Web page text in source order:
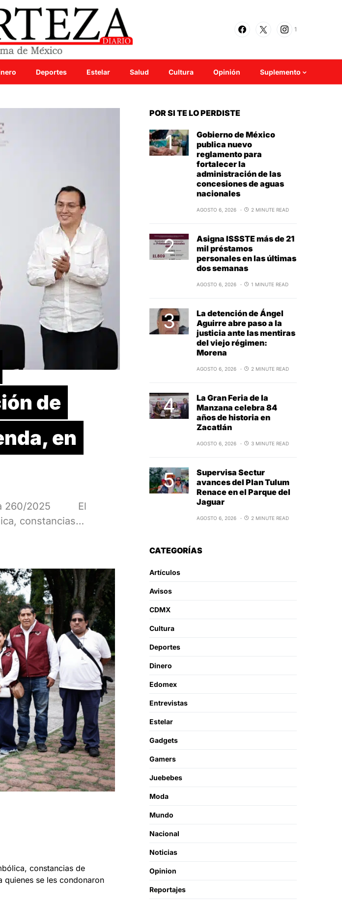
1
Deportes Estelar Salud Cultura Opinión Suplemento
de
en
260/2025 El
constancias…
constancias de
quienes se les condonaron
POR SI TE LO PERDISTE
Gobierno de México
publica nuevo
reglamento para
fortalecer la
administración de las
concesiones de aguas
nacionales
AGOSTO 6, 2026 2 MINUTE READ
Asigna ISSSTE más de 21
mil préstamos
personales en las últimas
dos semanas
AGOSTO 6, 2026 1 MINUTE READ
La detención de Ángel
Aguirre abre paso a la
justicia ante las mentiras
del viejo régimen:
Morena
AGOSTO 6, 2026 2 MINUTE READ
La Gran Feria de la
Manzana celebra 84
años de historia en
Zacatlán
AGOSTO 6, 2026 3 MINUTE READ
Supervisa Sectur
avances del Plan Tulum
Renace en el Parque del
Jaguar
AGOSTO 6, 2026 2 MINUTE READ
CATEGORÍAS
Artículos
Avisos
CDMX
Cultura
Deportes
Dinero
Edomex
Entrevistas
Estelar
Gadgets
Gamers
Juebebes
Moda
Mundo
Nacional
Noticias
Opinion
Reportajes